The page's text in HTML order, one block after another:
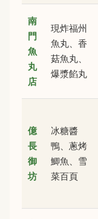
南
門
魚
丸
店
現炸福州
魚丸、香
菇魚丸、
爆漿餡丸
億
長
御
坊
冰糖醬
鴨、蔥烤
鯽魚、雪
菜百頁